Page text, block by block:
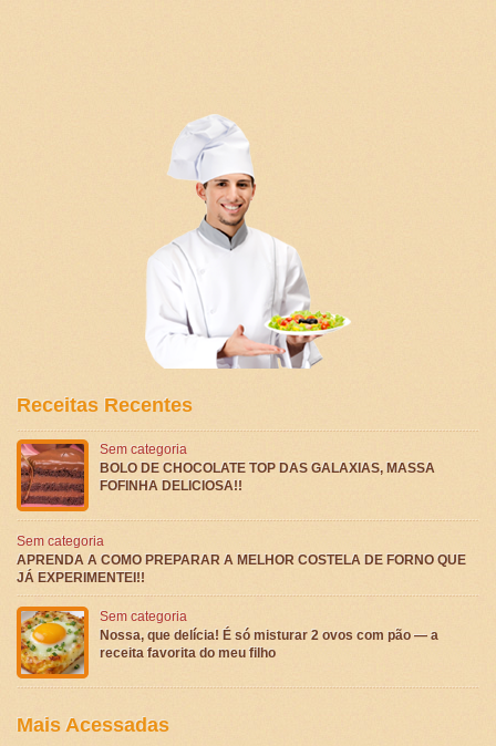
Receitas Recentes
Sem categoria
BOLO DE CHOCOLATE TOP DAS GALAXIAS, MASSA
FOFINHA DELICIOSA!!
Sem categoria
APRENDA A COMO PREPARAR A MELHOR COSTELA DE FORNO QUE
JÁ EXPERIMENTEI!!
Sem categoria
Nossa, que delícia! É só misturar 2 ovos com pão — a
receita favorita do meu filho
Mais Acessadas